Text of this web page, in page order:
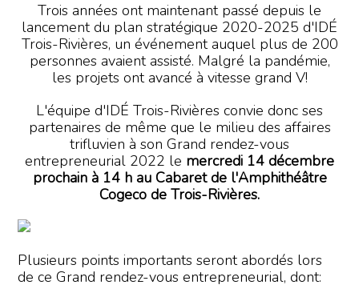
Trois années ont maintenant passé depuis le
lancement du plan stratégique 2020-2025 d'IDÉ
Trois-Rivières, un événement auquel plus de 200
personnes avaient assisté. Malgré la pandémie,
les projets ont avancé à vitesse grand V!
L'équipe d'IDÉ Trois-Rivières convie donc ses
partenaires de même que le milieu des affaires
trifluvien à son Grand rendez-vous
entrepreneurial 2022 le mercredi 14 décembre
prochain à 14 h au Cabaret de l'Amphithéâtre
Cogeco de Trois-Rivières.
Plusieurs points importants seront abordés lors
de ce Grand rendez-vous entrepreneurial, dont: